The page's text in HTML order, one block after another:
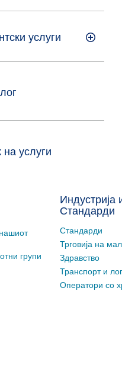
услуги
услуги
групи
Индустрија
Стандарди
Стандарди
Трговија на
Здравство
Транспорт и
Оператори со